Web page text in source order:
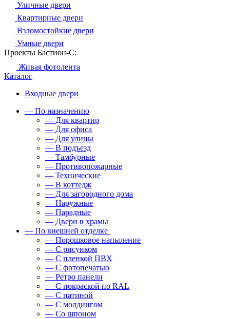
Уличные двери
Квартирные двери
Взломостойкие двери
Умные двери
Проекты Бастион-С:
Живая фотолента
Каталог
Входные двери
— По назначению
— Для квартир
— Для офиса
— Для улицы
— В подъезд
— Тамбурные
— Противопожарные
— Технические
— В коттедж
— Для загородного дома
— Наружные
— Парадные
— Двери в храмы
— По внешней отделке
— Порошковое напыление
— С рисунком
— С пленкой ПВХ
— С фотопечатью
— Ретро панели
— С покраской по RAL
— С патиной
— С молдингом
— Со шпоном